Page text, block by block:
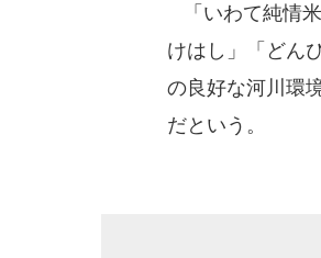
「いわて純情
けはし」「どん
の良好な河川環
だという。